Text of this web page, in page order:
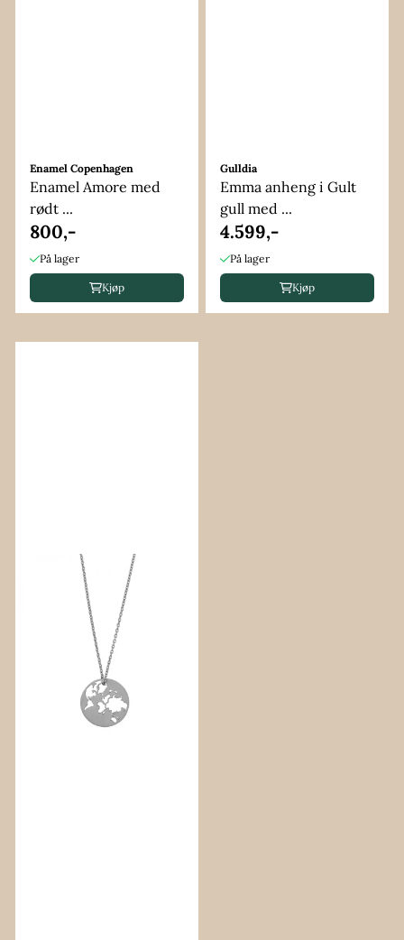
Enamel Copenhagen
Enamel Amore med
rødt ...
800,-
På lager
Kjøp
Gulldia
Emma anheng i Gult
gull med ...
4.599,-
På lager
Kjøp